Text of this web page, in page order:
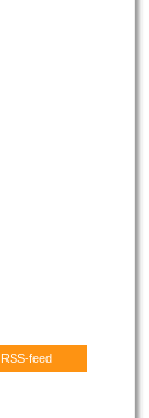
RSS-feed